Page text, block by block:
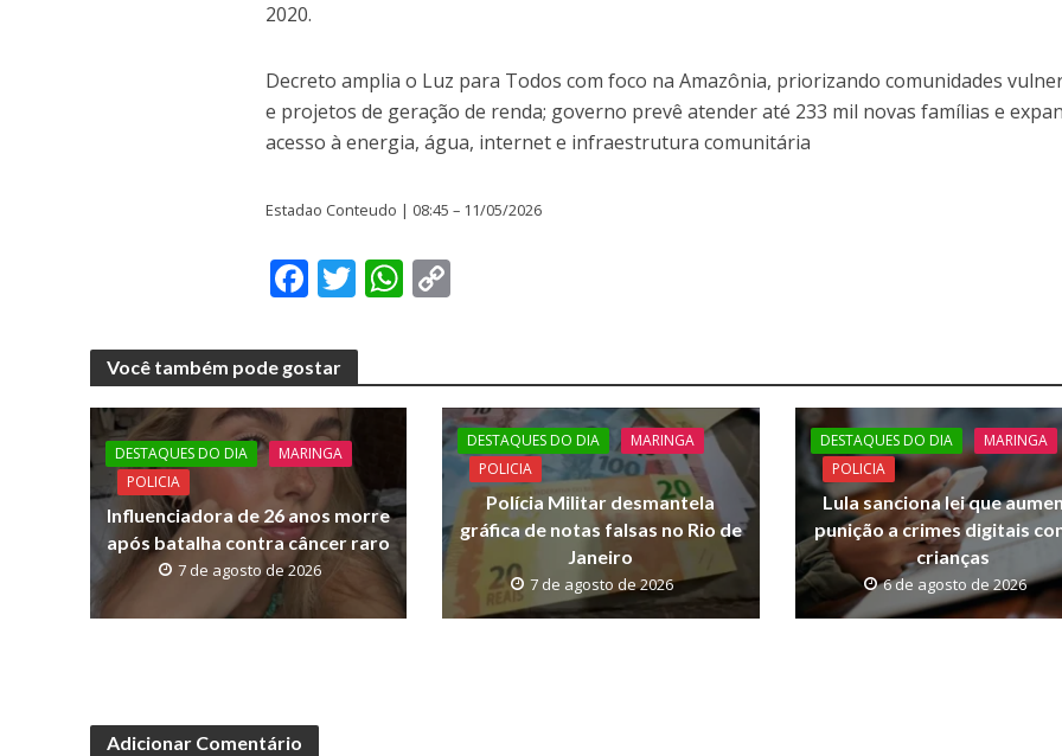
2020.
Decreto amplia o Luz para Todos com foco na Amazônia, priorizando comunidades
e projetos de geração de renda; governo prevê atender até 233 mil novas famílias e
acesso à energia, água, internet e infraestrutura comunitária
Estadao Conteudo | 08:45 – 11/05/2026
F
e
b
o
o
k
T
itt
er
W
s
p
y
Li
n
k
Você também pode gostar
DESTAQUES DO DIA
MARINGA
POLICIA
Influenciadora de 26 anos morre
após batalha contra câncer raro
7 de agosto de 2026
DESTAQUES DO DIA
MARINGA
POLICIA
Polícia Militar desmantela
gráfica de notas falsas no Rio de
Janeiro
7 de agosto de 2026
DESTAQUES DO DIA
MARINGA
POLICIA
Lula sanciona lei que
punição a crimes digitais
crianças
6 de agosto de 2026
Adicionar Comentário